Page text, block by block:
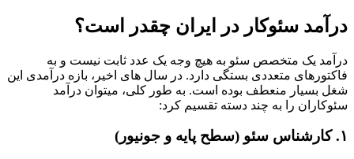
درآمد سئوکار در ایران چقدر است؟
درآمد یک متخصص سئو به هیچ وجه یک عدد ثابت نیست و به
فاکتورهای متعددی بستگی دارد. در سال‌ های اخیر، بازه درآمدی این
شغل بسیار منعطف بوده است. به طور کلی، میتوان درآمد
سئوکاران را به چند دسته تقسیم کرد:
۱. کارشناس سئو (سطح پایه و جونیور)